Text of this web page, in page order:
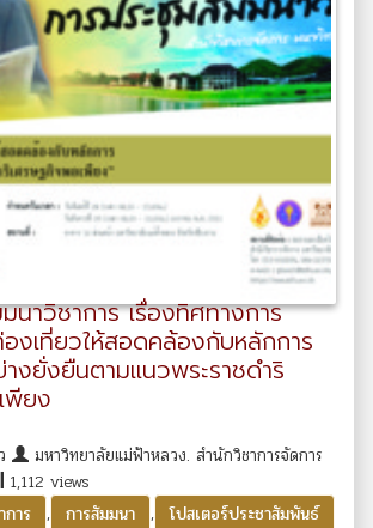
นาวิชาการ เรื่องทิศทางการ
งเที่ยวให้สอดคล้องกับหลักการ
งยั่งยืนตามแนวพระราชดำริ
พียง
มหาวิทยาลัยแม่ฟ้าหลวง. สำนักวิชาการจัดการ
1,112 views
การ
, การสัมมนา , โปสเตอร์ประชาสัมพันธ์